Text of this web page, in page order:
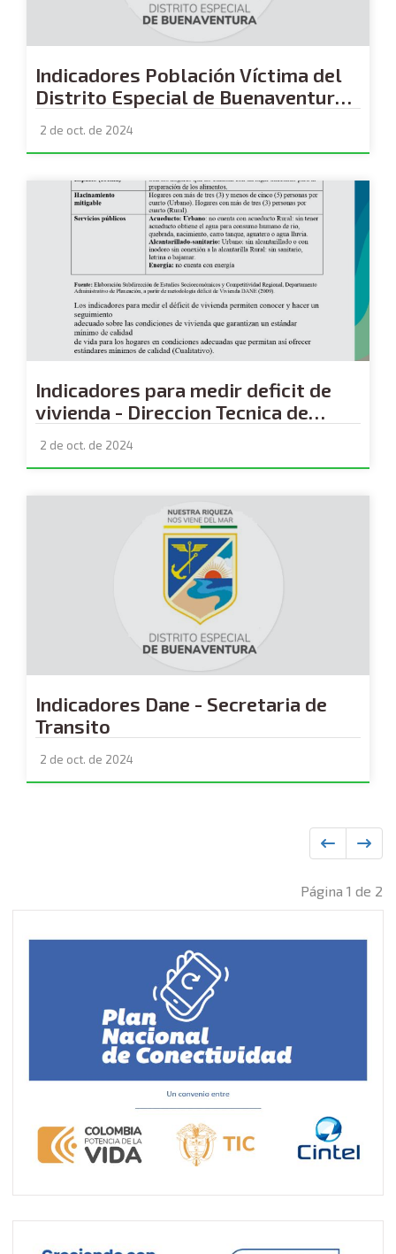
Indicadores Población Víctima del
Distrito Especial de Buenaventura-
sociedad civil
2 de oct. de 2024
Indicadores para medir deficit de
vivienda - Direccion Tecnica de
2 de oct. de 2024
Indicadores Dane - Secretaria de
Transito
2 de oct. de 2024
Página 1 de 2